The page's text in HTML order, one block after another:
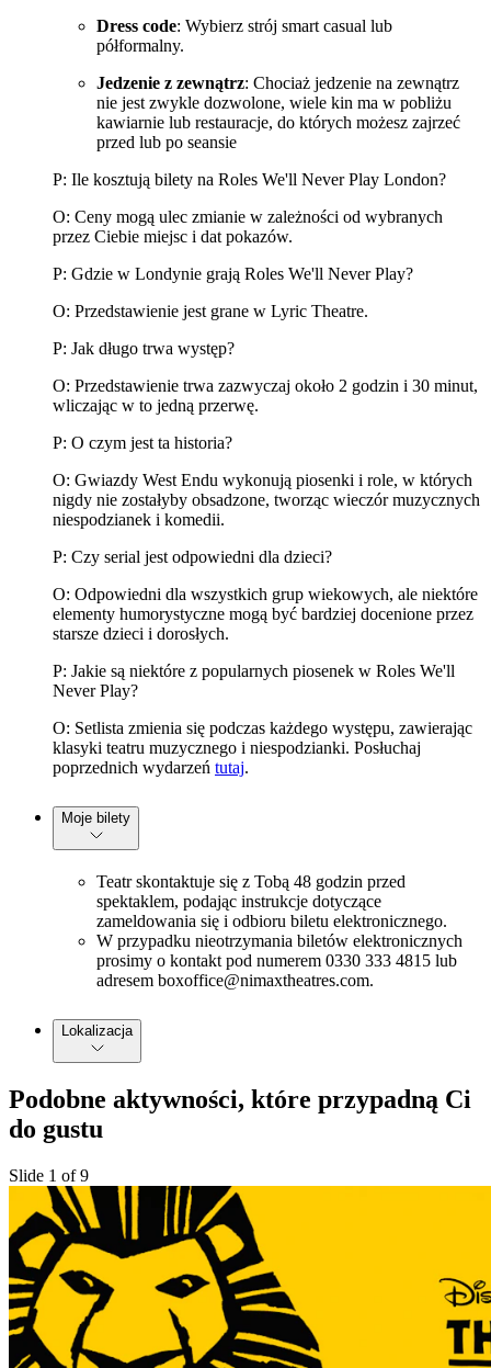
Dress code: Wybierz strój smart casual lub
półformalny.
Jedzenie z zewnątrz: Chociaż jedzenie na zewnątrz
nie jest zwykle dozwolone, wiele kin ma w pobliżu
kawiarnie lub restauracje, do których możesz zajrzeć
przed lub po seansie
P: Ile kosztują bilety na Roles We'll Never Play London?
O: Ceny mogą ulec zmianie w zależności od wybranych
przez Ciebie miejsc i dat pokazów.
P: Gdzie w Londynie grają Roles We'll Never Play?
O: Przedstawienie jest grane w Lyric Theatre.
P: Jak długo trwa występ?
O: Przedstawienie trwa zazwyczaj około 2 godzin i 30 minut,
wliczając w to jedną przerwę.
P: O czym jest ta historia?
O: Gwiazdy West Endu wykonują piosenki i role, w których
nigdy nie zostałyby obsadzone, tworząc wieczór muzycznych
niespodzianek i komedii.
P: Czy serial jest odpowiedni dla dzieci?
O: Odpowiedni dla wszystkich grup wiekowych, ale niektóre
elementy humorystyczne mogą być bardziej docenione przez
starsze dzieci i dorosłych.
P: Jakie są niektóre z popularnych piosenek w Roles We'll
Never Play?
O: Setlista zmienia się podczas każdego występu, zawierając
klasyki teatru muzycznego i niespodzianki. Posłuchaj
poprzednich wydarzeń tutaj.
Moje bilety
Teatr skontaktuje się z Tobą 48 godzin przed
spektaklem, podając instrukcje dotyczące
zameldowania się i odbioru biletu elektronicznego.
W przypadku nieotrzymania biletów elektronicznych
prosimy o kontakt pod numerem 0330 333 4815 lub
adresem boxoffice@nimaxtheatres.com.
Lokalizacja
Podobne aktywności, które przypadną Ci
do gustu
Slide 1 of 9